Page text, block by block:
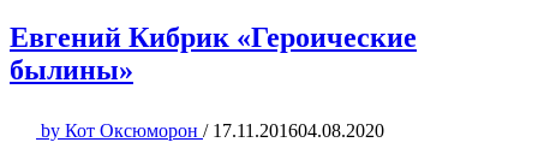
Евгений Кибрик «Героические
былины»
by Кот Оксюморон / 17.11.201604.08.2020